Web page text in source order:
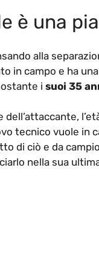
è una
alla
in campo e ha
i suoi 35
dell’attaccante,
tecnico vuole in
di ciò e da
nella sua